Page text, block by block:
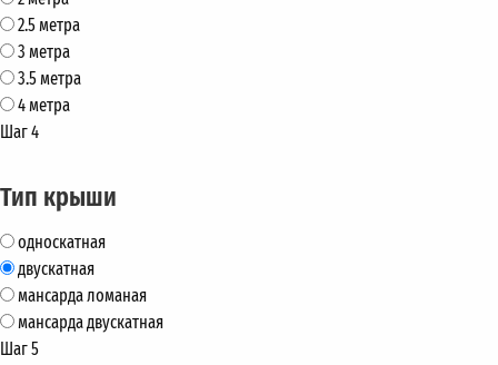
2.5 метра
3 метра
3.5 метра
4 метра
Шаг 4
Тип крыши
односкатная
двускатная
мансарда ломаная
мансарда двускатная
Шаг 5